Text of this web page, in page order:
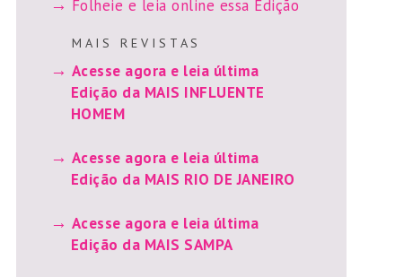
Folheie e leia online essa Edição
M A I S R E V I S T A S
Acesse agora e leia última
Edição da MAIS INFLUENTE
HOMEM
Acesse agora e leia última
Edição da MAIS RIO DE JANEIRO
Acesse agora e leia última
Edição da MAIS SAMPA